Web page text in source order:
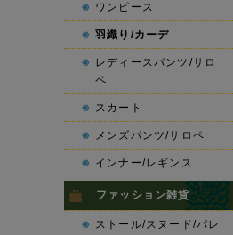
ワンピース
羽織り/カーデ
レディースパンツ/サロ
ペ
スカート
メンズパンツ/サロペ
インナー/レギンス
ファッション雑貨
ストール/スヌード/パレ